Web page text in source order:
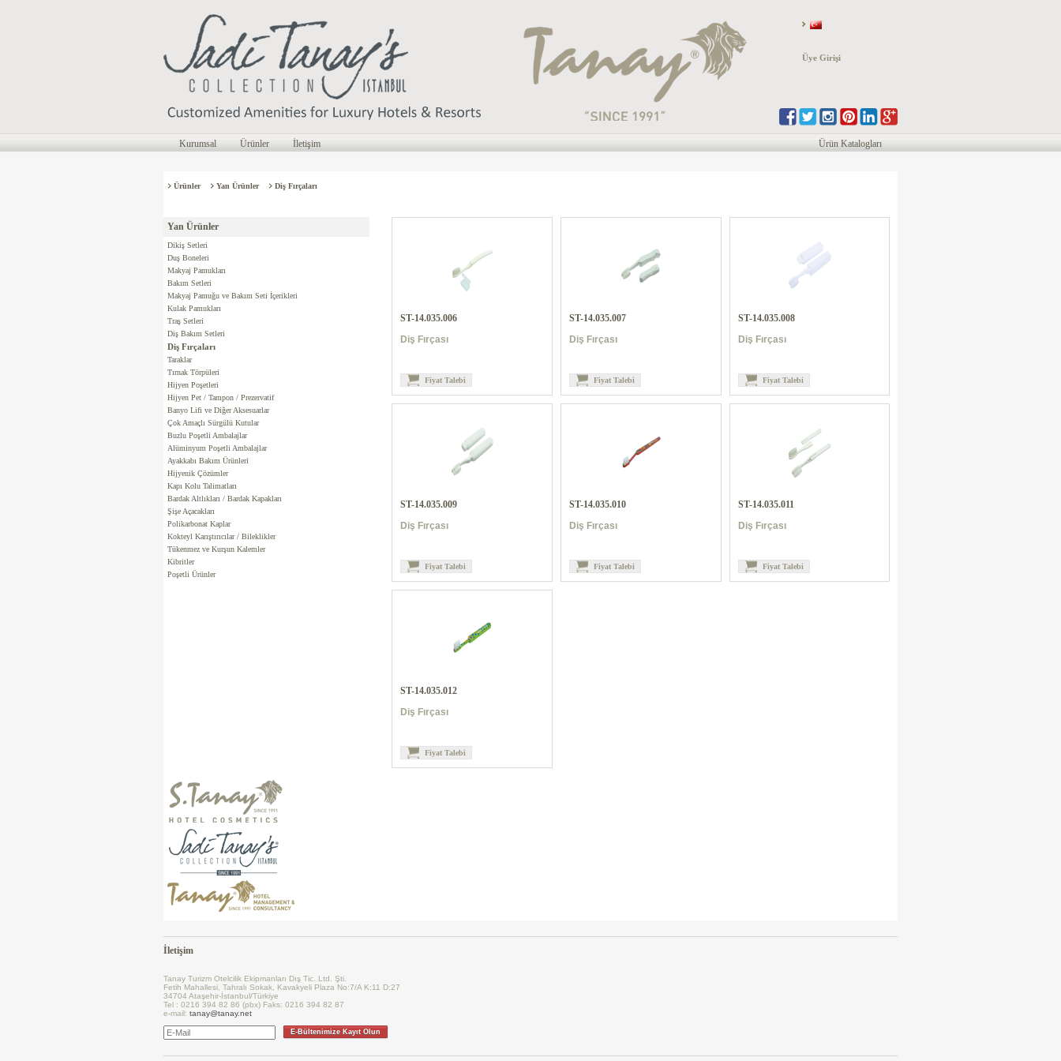
Üye Girişi
Kurumsal Ürünler İletişim Ürün Katalogları
Ürünler Yan Ürünler Diş Fırçaları
Yan Ürünler
Dikiş Setleri
Duş Boneleri
Makyaj Pamukları
Bakım Setleri
Makyaj Pamuğu ve Bakım Seti İçerikleri
Kulak Pamukları
Traş Setleri
Diş Bakım Setleri
Diş Fırçaları
Taraklar
Tırnak Törpüleri
Hijyen Poşetleri
Hijyen Pet / Tampon / Prezervatif
Banyo Lifi ve Diğer Aksesuarlar
Çok Amaçlı Sürgülü Kutular
Buzlu Poşetli Ambalajlar
Alüminyum Poşetli Ambalajlar
Ayakkabı Bakım Ürünleri
Hijyenik Çözümler
Kapı Kolu Talimatları
Bardak Altlıkları / Bardak Kapakları
Şişe Açacakları
Polikarbonat Kaplar
Kokteyl Karıştırıcılar / Bileklikler
Tükenmez ve Kurşun Kalemler
Kibritler
Poşetli Ürünler
ST-14.035.006
Diş Fırçası
Fiyat Talebi
ST-14.035.007
Diş Fırçası
Fiyat Talebi
ST-14.035.008
Diş Fırçası
Fiyat Talebi
ST-14.035.009
Diş Fırçası
Fiyat Talebi
ST-14.035.010
Diş Fırçası
Fiyat Talebi
ST-14.035.011
Diş Fırçası
Fiyat Talebi
ST-14.035.012
Diş Fırçası
Fiyat Talebi
İletişim
Tanay Turizm Otelcilik Ekipmanları Dış Tic. Ltd. Şti.
Fetih Mahallesi, Tahralı Sokak, Kavakyeli Plaza No:7/A K:11 D:27
34704 Ataşehir-İstanbul/Türkiye
Tel : 0216 394 82 86 (pbx) Faks: 0216 394 82 87
e-mail: tanay@tanay.net
E-Bültenimize Kayıt Olun